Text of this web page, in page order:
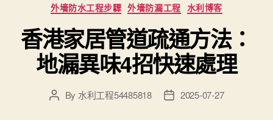
外墻防水工程步驟 外墻防漏工程 水利博客
香港家居管道疏通方法：
地漏異味4招快速處理
PostBy 水利工程54485818
Post2025-07-27